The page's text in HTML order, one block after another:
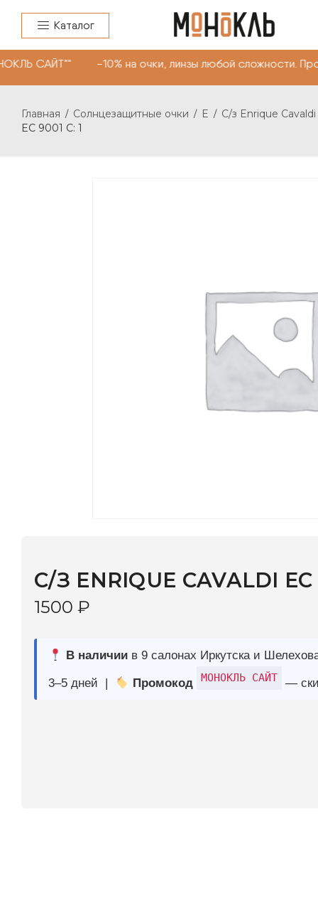
Каталог
САЙТ"" -10% на очки, линзы любой
Главная / Солнцезащитные очки / E / С/з Enrique Cavaldi
EC 9001 C: 1
3–5 дней |